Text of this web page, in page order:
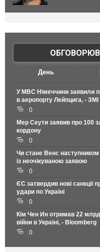
День
У МВС Німеччини заявили
в аеропорту Лейпцига, - ЗМІ
0
Мер Сеути заявив про 100
кордону
0
Чи стане Венс
із неочікуваною заявою
0
ЄС затвердив нові санкції
удари по Україні
0
Кім Чен Ин отримав 22
війни в Україні, - Bloomberg
0